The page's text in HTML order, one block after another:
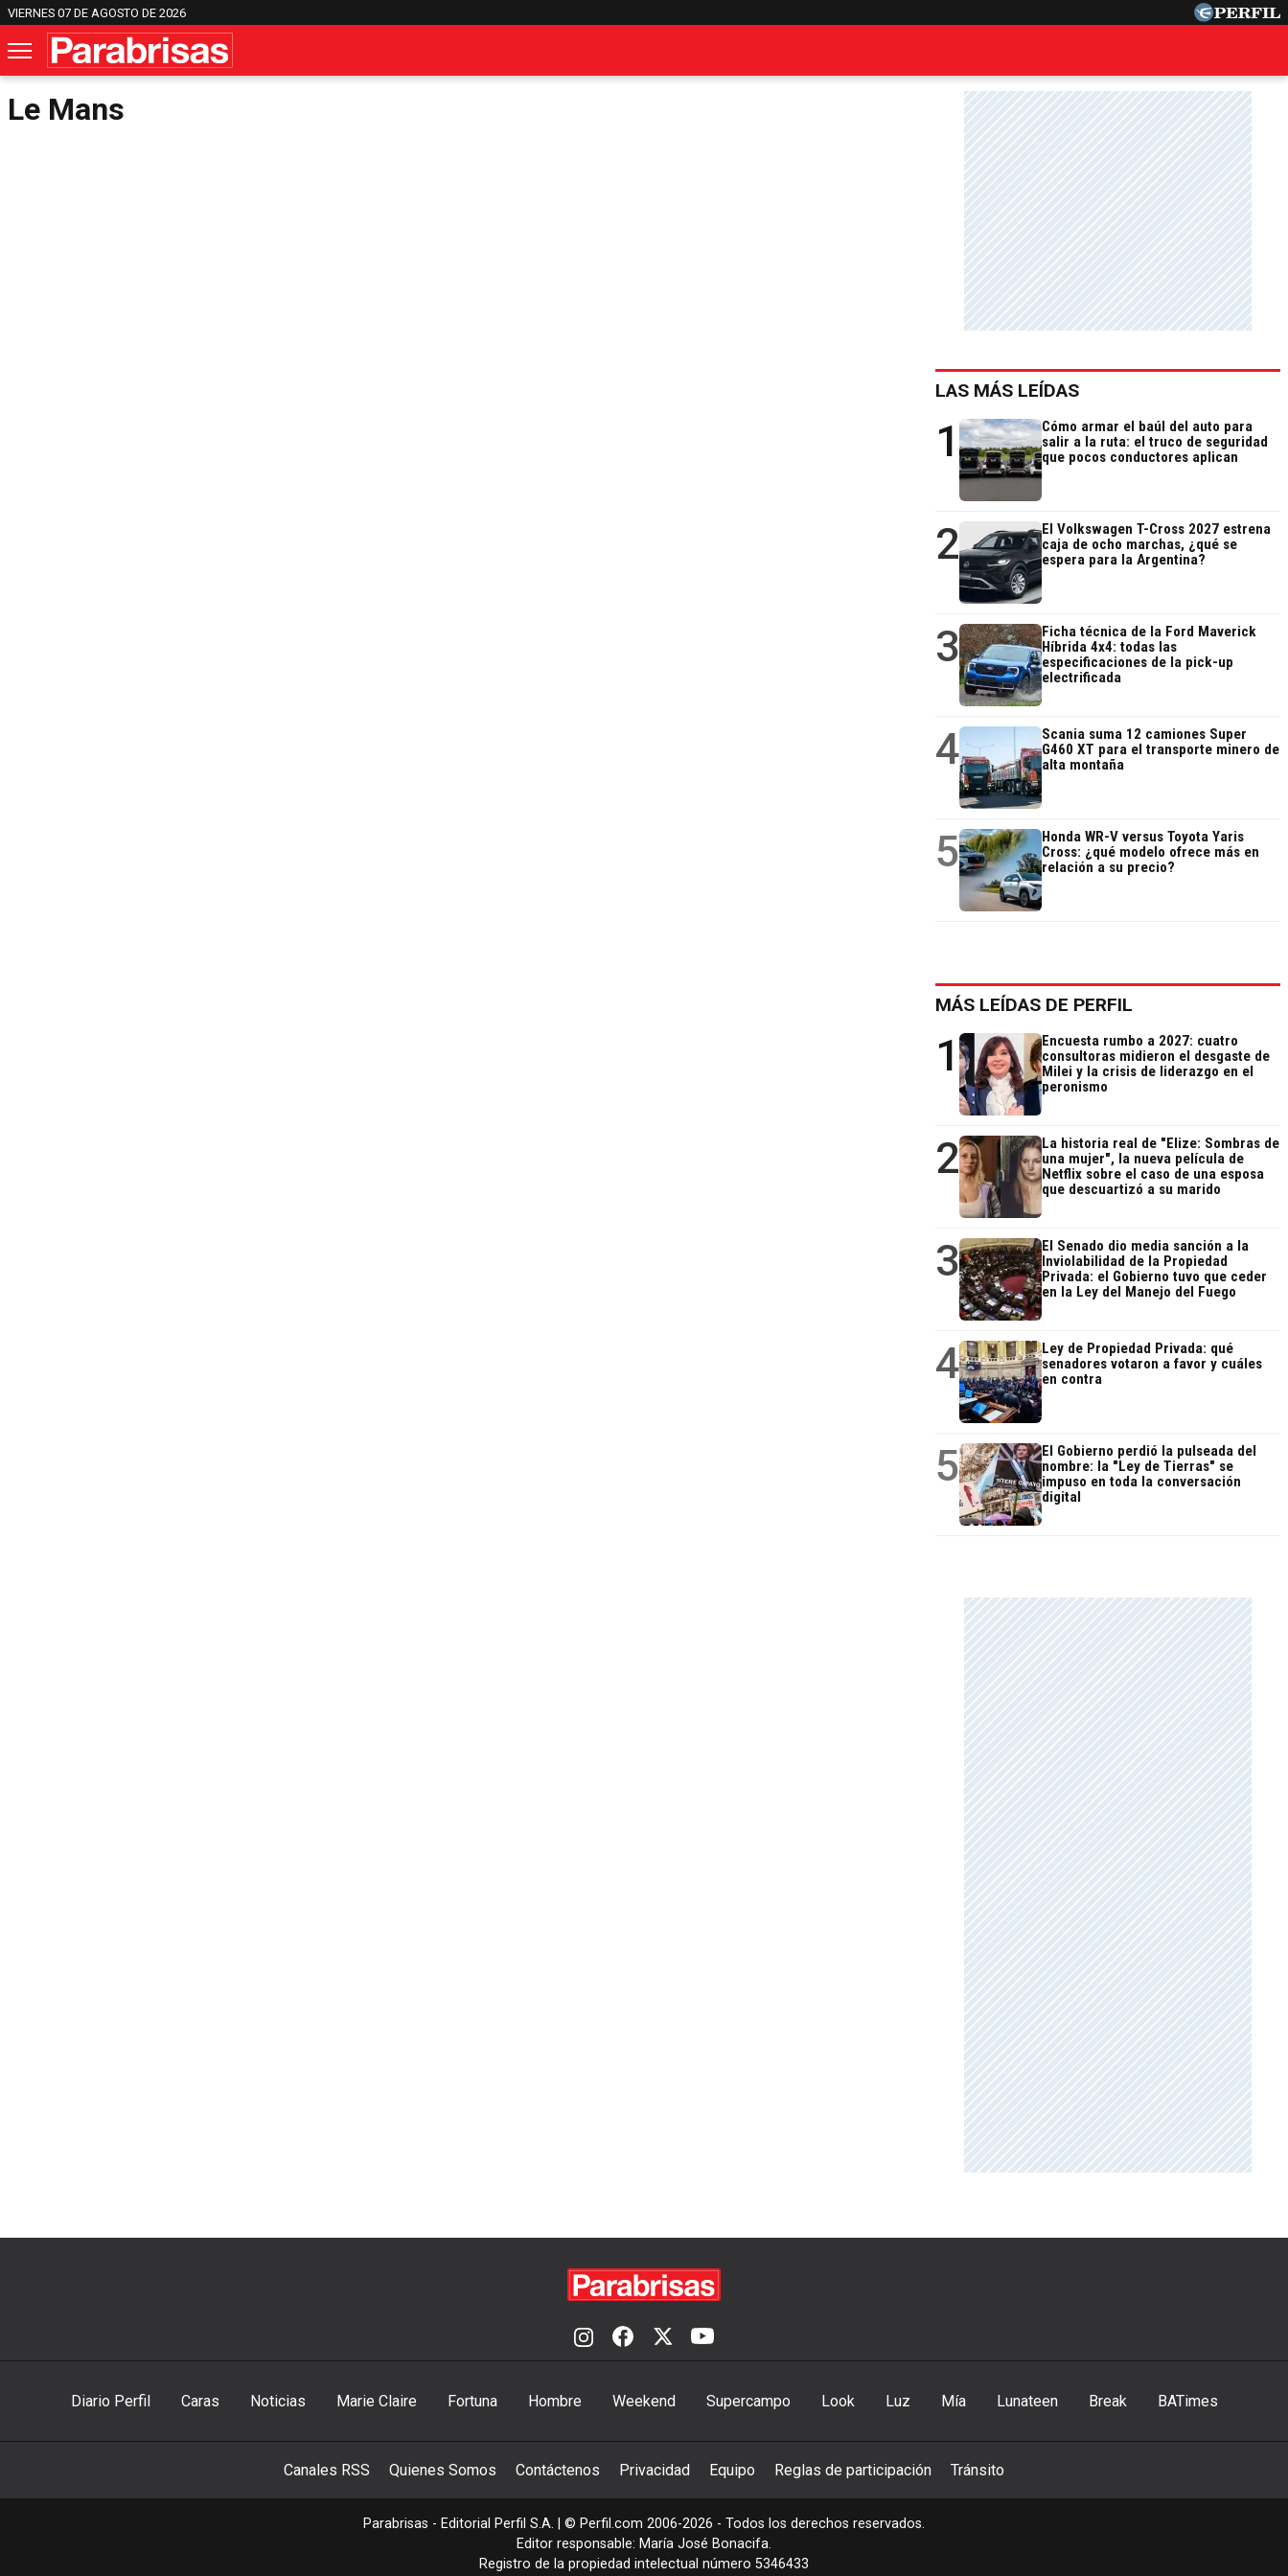
VIERNES 07 DE AGOSTO DE 2026
Le Mans
LAS MÁS LEÍDAS
1
Cómo armar el baúl del auto para
salir a la ruta: el truco de seguridad
que pocos conductores aplican
2
El Volkswagen T-Cross 2027 estrena
caja de ocho marchas, ¿qué se
espera para la Argentina?
3
Ficha técnica de la Ford Maverick
Híbrida 4x4: todas las
especificaciones de la pick-up
electrificada
4
Scania suma 12 camiones Super
G460 XT para el transporte minero de
alta montaña
5
Honda WR-V versus Toyota Yaris
Cross: ¿qué modelo ofrece más en
relación a su precio?
MÁS LEÍDAS DE PERFIL
1
Encuesta rumbo a 2027: cuatro
consultoras midieron el desgaste de
Milei y la crisis de liderazgo en el
peronismo
2
La historia real de "Elize: Sombras de
una mujer", la nueva película de
Netflix sobre el caso de una esposa
que descuartizó a su marido
3
El Senado dio media sanción a la
Inviolabilidad de la Propiedad
Privada: el Gobierno tuvo que ceder
en la Ley del Manejo del Fuego
4
Ley de Propiedad Privada: qué
senadores votaron a favor y cuáles
en contra
5
El Gobierno perdió la pulseada del
nombre: la "Ley de Tierras" se
impuso en toda la conversación
digital
Diario Perfil Caras Noticias Marie Claire Fortuna Hombre Weekend Supercampo Look Luz Mía Lunateen Break BATimes
Canales RSS Quienes Somos Contáctenos Privacidad Equipo Reglas de participación Tránsito
Parabrisas - Editorial Perfil S.A. | © Perfil.com 2006-2026 - Todos los derechos reservados.
Editor responsable: María José Bonacifa.
Registro de la propiedad intelectual número 5346433